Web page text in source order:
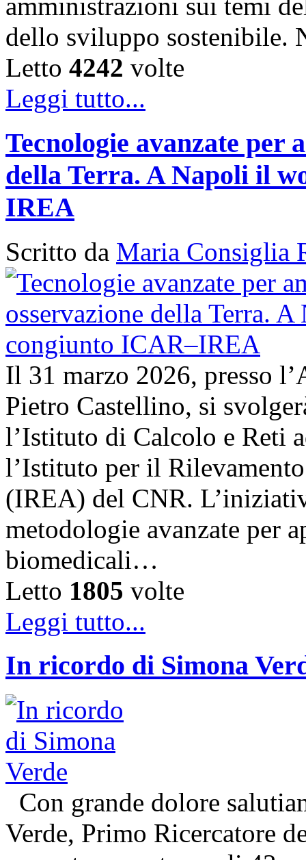
amministrazioni sui temi
dello sviluppo sostenibile.
Letto 4242 volte
Leggi tutto...
Tecnologie avanzate per
della Terra. A Napoli il
IREA
Scritto da Maria Consiglia
Il 31 marzo 2026, presso
Pietro Castellino, si
l’Istituto di Calcolo e Reti
l’Istituto per il
(IREA) del CNR.
metodologie avanzate per
biomedicali…
Letto 1805 volte
Leggi tutto...
In ricordo di Simona
Con grande dolore
Verde, Primo Ricercatore